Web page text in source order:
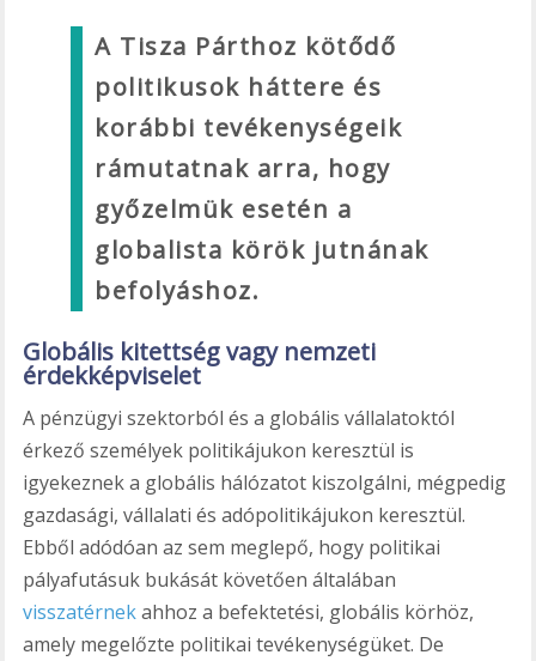
A Tisza Párthoz kötődő
politikusok háttere és
korábbi tevékenységeik
rámutatnak arra, hogy
győzelmük esetén a
globalista körök jutnának
befolyáshoz.
Globális kitettség vagy nemzeti
érdekképviselet
A pénzügyi szektorból és a globális vállalatoktól
érkező személyek politikájukon keresztül is
igyekeznek a globális hálózatot kiszolgálni, mégpedig
gazdasági, vállalati és adópolitikájukon keresztül.
Ebből adódóan az sem meglepő, hogy politikai
pályafutásuk bukását követően általában
visszatérnekahhoz a befektetési, globális körhöz,
amely megelőzte politikai tevékenységüket. De